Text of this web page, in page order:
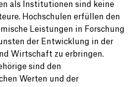
als Institutionen sind keine
Hochschulen erfüllen den
Leistungen in Forschung
der Entwicklung in der
Wirtschaft zu erbringen.
sind den
Werten und der